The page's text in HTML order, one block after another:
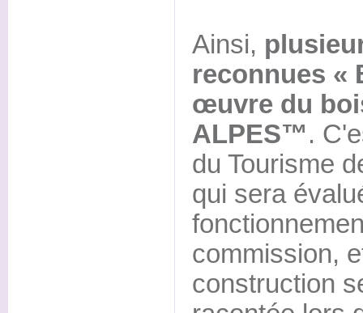
Ainsi,
reconnues «
œuvre du
ALPES™.
du Tourisme
qui sera
commission,
construction